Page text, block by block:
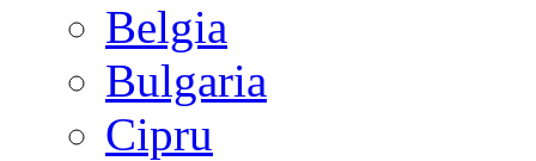
Belgia
Bulgaria
Cipru